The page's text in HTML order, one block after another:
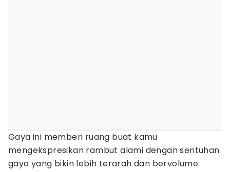
Gaya ini memberi ruang buat kamu
mengekspresikan rambut alami dengan sentuhan
gaya yang bikin lebih terarah dan bervolume.